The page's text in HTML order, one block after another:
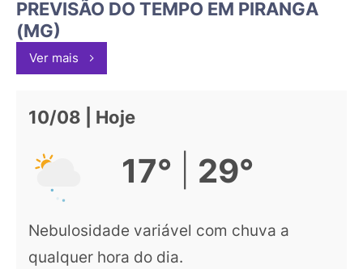
PREVISÃO DO TEMPO EM PIRANGA
(MG)
Ver mais
10/08 | Hoje
17° 29°
Nebulosidade variável com chuva a
qualquer hora do dia.